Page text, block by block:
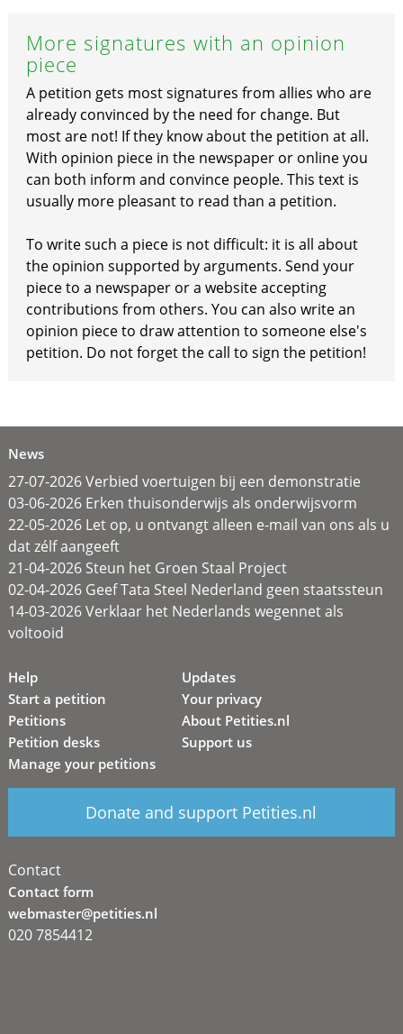
More signatures with an opinion
piece
A petition gets most signatures from allies who are
already convinced by the need for change. But
most are not! If they know about the petition at all.
With opinion piece in the newspaper or online you
can both inform and convince people. This text is
usually more pleasant to read than a petition.
To write such a piece is not difficult: it is all about
the opinion supported by arguments. Send your
piece to a newspaper or a website accepting
contributions from others. You can also write an
opinion piece to draw attention to someone else's
petition. Do not forget the call to sign the petition!
News
27-07-2026 Verbied voertuigen bij een demonstratie
03-06-2026 Erken thuisonderwijs als onderwijsvorm
22-05-2026 Let op, u ontvangt alleen e-mail van ons als u
dat zélf aangeeft
21-04-2026 Steun het Groen Staal Project
02-04-2026 Geef Tata Steel Nederland geen staatssteun
14-03-2026 Verklaar het Nederlands wegennet als
voltooid
Help
Start a petition
Petitions
Petition desks
Manage your petitions
Updates
Your privacy
About Petities.nl
Support us
Donate and support Petities.nl
Contact
Contact form
webmaster@petities.nl
020 7854412